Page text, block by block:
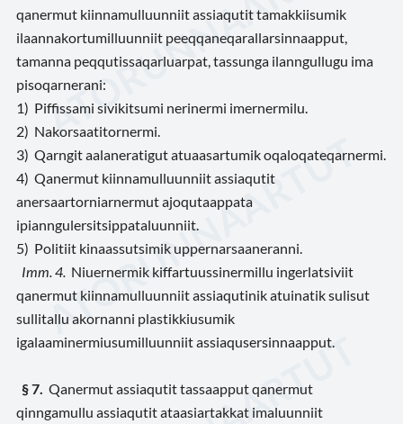
qanermut kiinnamulluunniit assiaqutit tamakkiisumik
ilaannakortumilluunniit peeqqaneqarallarsinnaapput,
tamanna peqqutissaqarluarpat, tassunga ilanngullugu ima
pisoqarnerani:
1) Piffissami sivikitsumi nerinermi imernermilu.
2) Nakorsaatitornermi.
3) Qarngit aalaneratigut atuaasartumik oqaloqateqarnermi.
4) Qanermut kiinnamulluunniit assiaqutit
anersaartorniarnermut ajoqutaappata
ipianngulersitsippataluunniit.
5) Politiit kinaassutsimik uppernarsaaneranni.
Imm. 4. Niuernermik kiffartuussinermillu ingerlatsiviit
qanermut kiinnamulluunniit assiaqutinik atuinatik sulisut
sullitallu akornanni plastikkiusumik
igalaaminermiusumilluunniit assiaqusersinnaapput.
§ 7. Qanermut assiaqutit tassaapput qanermut
qinngamullu assiaqutit ataasiartakkat imaluunniit